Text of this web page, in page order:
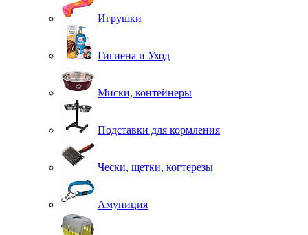
Игрушки
Гигиена и Уход
Миски, контейнеры
Подставки для кормления
Чески, щетки, когтерезы
Амуниция